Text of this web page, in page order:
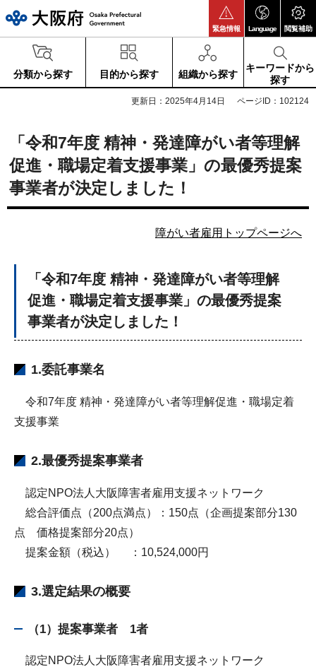
緊急情報 Language 閲覧補助
分類から探す 目的から探す 組織から探す
キーワードから
探す
更新日：2025年4月14日 ページID：102124
「令和7年度 精神・発達障がい者等理解
促進・職場定着支援事業」の最優秀提案
事業者が決定しました！
障がい者雇用トップページへ
「令和7年度 精神・発達障がい者等理解
促進・職場定着支援事業」の最優秀提案
事業者が決定しました！
1.委託事業名
令和7年度 精神・発達障がい者等理解促進・職場定着
支援事業
2.最優秀提案事業者
認定NPO法人大阪障害者雇用支援ネットワーク
総合評価点（200点満点）：150点（企画提案部分130
点 価格提案部分20点）
提案金額（税込） ：10,524,000円
3.選定結果の概要
（1）提案事業者 1者
認定NPO法人大阪障害者雇用支援ネットワーク